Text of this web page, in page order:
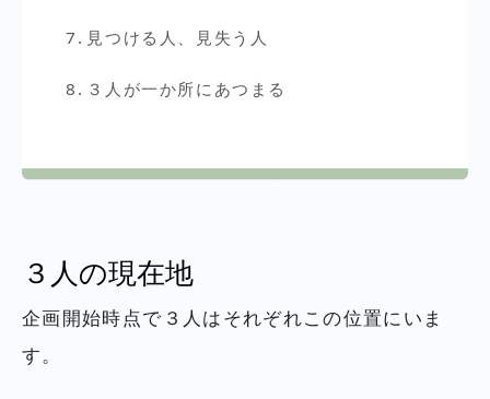
見つける人、見失う人
３人が一か所にあつまる
３人の現在地
企画開始時点で３人はそれぞれこの位置にいま
す。